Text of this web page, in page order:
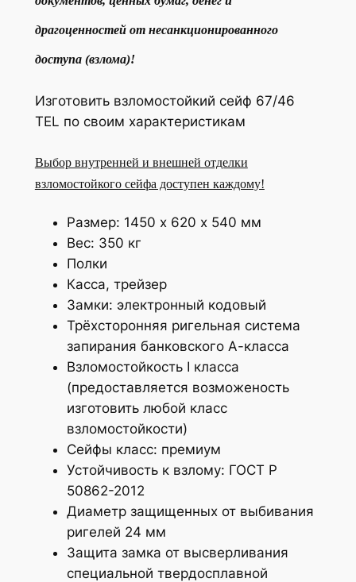
драгоценностей от несанкционированного
доступа (взлома)!
Изготовить взломостойкий сейф 67/46
TEL по своим характеристикам
Выбор внутренней и внешней отделки
взломостойкого сейфа доступен каждому!
Размер: 1450 х 620 х 540 мм
Вес: 350 кг
Полки
Касса, трейзер
Замки: электронный кодовый
Трёхсторонняя ригельная система
запирания банковского А-класса
Взломостойкость I класса
(предоставляется возможеность
изготовить любой класс
взломостойкости)
Сейфы класс: премиум
Устойчивость к взлому: ГОСТ Р
50862-2012
Диаметр защищенных от выбивания
ригелей 24 мм
Защита замка от высверливания
специальной твердосплавной